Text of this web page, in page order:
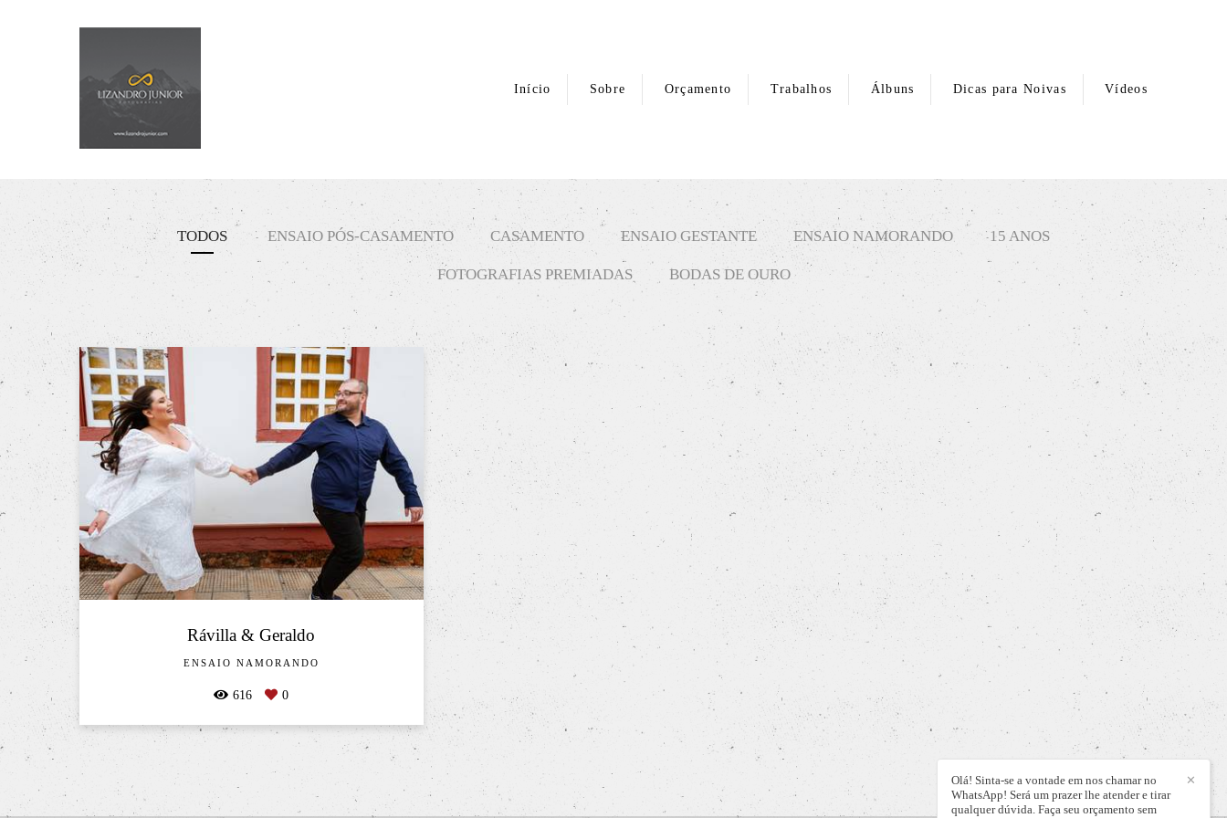
Início Sobre Orçamento Trabalhos Álbuns Dicas para Noivas Vídeos
TODOS ENSAIO PÓS-CASAMENTO CASAMENTO ENSAIO GESTANTE ENSAIO NAMORANDO 15 ANOS
FOTOGRAFIAS PREMIADAS BODAS DE OURO
Rávilla & Geraldo
ENSAIO NAMORANDO
616 0
✕
Olá! Sinta-se a vontade em nos chamar no
WhatsApp! Será um prazer lhe atender e tirar
qualquer dúvida. Faça seu orçamento sem